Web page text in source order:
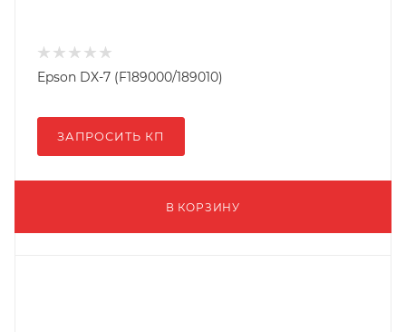
Epson DX-7 (F189000/189010)
ЗАПРОСИТЬ КП
В КОРЗИНУ